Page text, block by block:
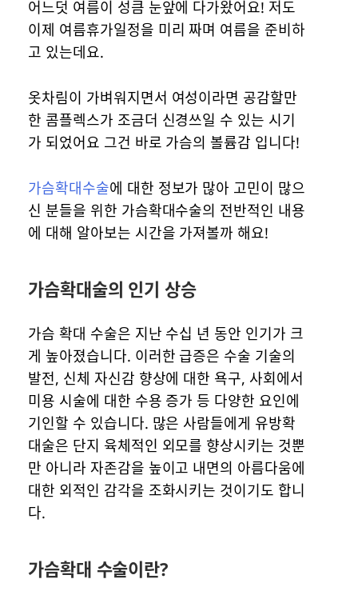
어느덧 여름이 성큼 눈앞에 다가왔어요! 저도
이제 여름휴가일정을 미리 짜며 여름을 준비하
고 있는데요.
옷차림이 가벼워지면서 여성이라면 공감할만
한 콤플렉스가 조금더 신경쓰일 수 있는 시기
가 되었어요 그건 바로 가슴의 볼륨감 입니다!
가슴확대수술에 대한 정보가 많아 고민이 많으
신 분들을 위한 가슴확대수술의 전반적인 내용
에 대해 알아보는 시간을 가져볼까 해요!
가슴확대술의 인기 상승
가슴 확대 수술은 지난 수십 년 동안 인기가 크
게 높아졌습니다. 이러한 급증은 수술 기술의
발전, 신체 자신감 향상에 대한 욕구, 사회에서
미용 시술에 대한 수용 증가 등 다양한 요인에
기인할 수 있습니다. 많은 사람들에게 유방확
대술은 단지 육체적인 외모를 향상시키는 것뿐
만 아니라 자존감을 높이고 내면의 아름다움에
대한 외적인 감각을 조화시키는 것이기도 합니
다.
가슴확대 수술이란?